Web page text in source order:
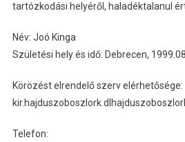
tartózkodási helyéről, haladéktalanul
Név: Joó Kinga
Születési hely és idő: Debrecen,
Körözést elrendelő szerv elérhetősége:
Telefon: